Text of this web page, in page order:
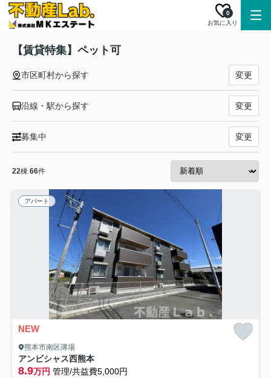
お気に入り
0
【賃貸特集】ペット可
市区町村から探す 変更
沿線・駅から探す 変更
募集中 変更
22棟 66件
アパート
NEW
熊本市南区薄場
アンビシャス西熊本
8.9万円 管理/共益費5,000円